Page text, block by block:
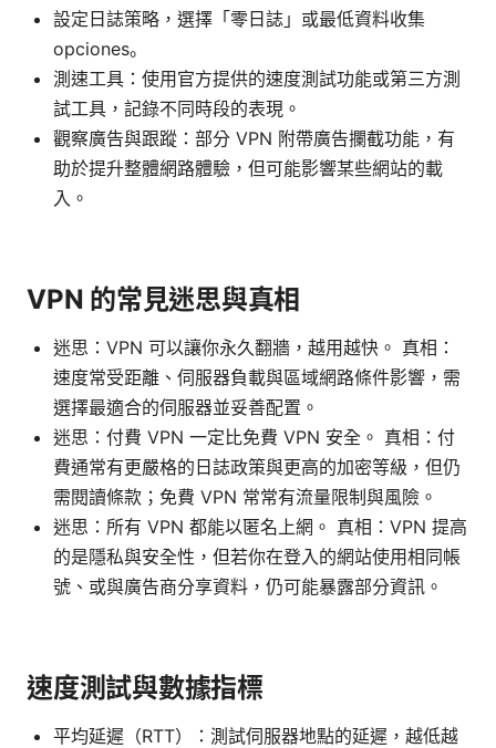
設定日誌策略，選擇「零日誌」或最低資料收集
opciones。
測速工具：使用官方提供的速度測試功能或第三方測
試工具，記錄不同時段的表現。
觀察廣告與跟蹤：部分 VPN 附帶廣告攔截功能，有
助於提升整體網路體驗，但可能影響某些網站的載
入。
VPN 的常見迷思與真相
迷思：VPN 可以讓你永久翻牆，越用越快。 真相：
速度常受距離、伺服器負載與區域網路條件影響，需
選擇最適合的伺服器並妥善配置。
迷思：付費 VPN 一定比免費 VPN 安全。 真相：付
費通常有更嚴格的日誌政策與更高的加密等級，但仍
需閱讀條款；免費 VPN 常常有流量限制與風險。
迷思：所有 VPN 都能以匿名上網。 真相：VPN 提高
的是隱私與安全性，但若你在登入的網站使用相同帳
號、或與廣告商分享資料，仍可能暴露部分資訊。
速度測試與數據指標
平均延遲（RTT）：測試伺服器地點的延遲，越低越